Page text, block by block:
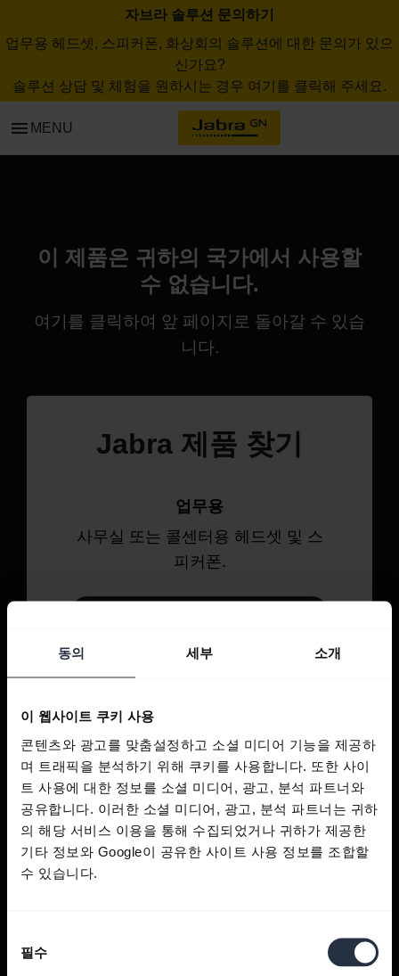
동의 세부 소개
이 웹사이트 쿠키 사용
콘텐츠와 광고를 맞춤설정하고 소셜 미디어 기능을 제공하
며 트래픽을 분석하기 위해 쿠키를 사용합니다. 또한 사이
트 사용에 대한 정보를 소셜 미디어, 광고, 분석 파트너와
공유합니다. 이러한 소셜 미디어, 광고, 분석 파트너는 귀하
의 해당 서비스 이용을 통해 수집되었거나 귀하가 제공한
기타 정보와 Google이 공유한 사이트 사용 정보를 조합할
수 있습니다.
필수
자브라 솔루션 문의하기
업무용 헤드셋, 스피커폰, 화상회의 솔루션에 대한 문의가 있으
신가요?
솔루션 상담 및 체험을 원하시는 경우 여기를 클릭해 주세요.
menu MENU
이 제품은 귀하의 국가에서 사용할
수 없습니다.
여기를 클릭하여 앞 페이지로 돌아갈 수 있습
니다.
Jabra 제품 찾기
업무용
사무실 또는 콜센터용 헤드셋 및 스
피커폰.
통화, 음악, 스포츠를 위한 헤드셋 및
살펴보기